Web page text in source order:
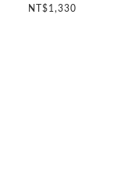
NT$1,330